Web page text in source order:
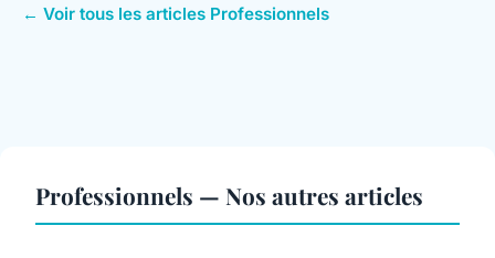
← Voir tous les articles Professionnels
Professionnels — Nos autres articles